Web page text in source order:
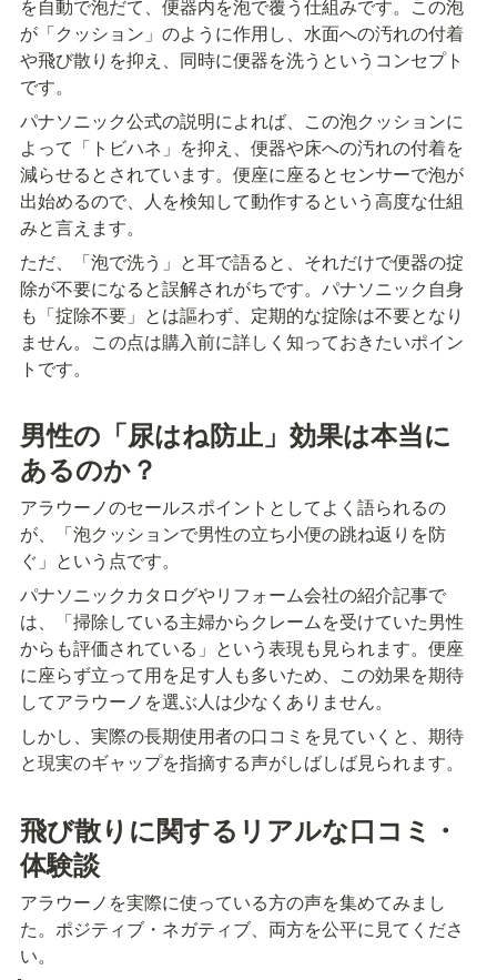
を自動で泡だて、便器内を泡で覆う仕組みです。この泡
が「クッション」のように作用し、水面への汚れの付着
や飛び散りを抑え、同時に便器を洗うというコンセプト
です。
パナソニック公式の説明によれば、この泡クッションに
よって「トビハネ」を抑え、便器や床への汚れの付着を
減らせるとされています。便座に座るとセンサーで泡が
出始めるので、人を検知して動作するという高度な仕組
みと言えます。
ただ、「泡で洗う」と耳で語ると、それだけで便器の掟
除が不要になると誤解されがちです。パナソニック自身
も「掟除不要」とは謳わず、定期的な掟除は不要となり
ません。この点は購入前に詳しく知っておきたいポイン
トです。
男性の「尿はね防止」効果は本当に
あるのか？
アラウーノのセールスポイントとしてよく語られるの
が、「泡クッションで男性の立ち小便の跳ね返りを防
ぐ」という点です。
パナソニックカタログやリフォーム会社の紹介記事で
は、「掃除している主婦からクレームを受けていた男性
からも評価されている」という表現も見られます。便座
に座らず立って用を足す人も多いため、この効果を期待
してアラウーノを選ぶ人は少なくありません。
しかし、実際の長期使用者の口コミを見ていくと、期待
と現実のギャップを指摘する声がしばしば見られます。
飛び散りに関するリアルな口コミ・
体験談
アラウーノを実際に使っている方の声を集めてみまし
た。ポジティブ・ネガティブ、両方を公平に見てくださ
い。